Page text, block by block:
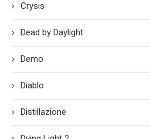
Crysis
Dead by Daylight
Demo
Diablo
Distillazione